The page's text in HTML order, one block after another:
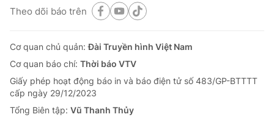
Theo dõi báo trên
Cơ quan chủ quản:Đài Truyền hình Việt Nam
Cơ quan báo chí: Thời báo VTV
Giấy phép hoạt động báo in và báo điện tử số 483/GP-BTTTT
cấp ngày 29/12/2023
Tổng Biên tập: Vũ Thanh Thủy